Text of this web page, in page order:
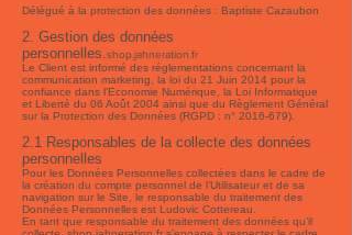
Délégué à la protection des données : Baptiste Cazaubon
2. Gestion des données
personnelles. shop.jahneration.fr
Le Client est informé des réglementations concernant la
communication marketing, la loi du 21 Juin 2014 pour la
confiance dans l’Economie Numérique, la Loi Informatique
et Liberté du 06 Août 2004 ainsi que du Règlement Général
sur la Protection des Données (RGPD : n° 2016-679)
2.1 Responsables de la collecte des données
personnelles
Pour les Données Personnelles collectées dans le cadre de
la création du compte personnel de l’Utilisateur et de sa
navigation sur le Site, le responsable du traitement des
Données Personnelles est Ludovic Cottereau.
En tant que responsable du traitement des données qu’il